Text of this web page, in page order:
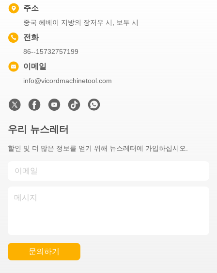
주소
중국 헤베이 지방의 장저우 시, 보투 시
전화
86--15732757199
이메일
info@vicordmachinetool.com
우리 뉴스레터
할인 및 더 많은 정보를 얻기 위해 뉴스레터에 가입하십시오.
문의하기